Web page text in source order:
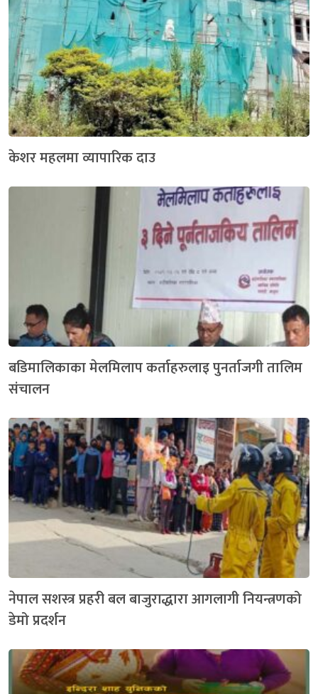
केशर महलमा व्यापारिक दाउ
बडिमालिकाका मेलमिलाप कर्ताहरुलाइ पुनर्ताजगी तालिम
संचालन
नेपाल सशस्त्र प्रहरी बल बाजुराद्धारा आगलागी नियन्त्रणको
डेमो प्रदर्शन